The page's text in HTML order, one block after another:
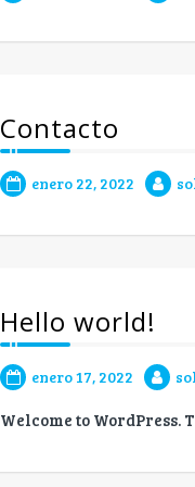
Contacto
enero 22, 2022
Hello world!
enero 17, 2022
Welcome to